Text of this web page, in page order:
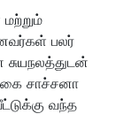
மற்றும்
பலர்
சாச்சனா
வந்த